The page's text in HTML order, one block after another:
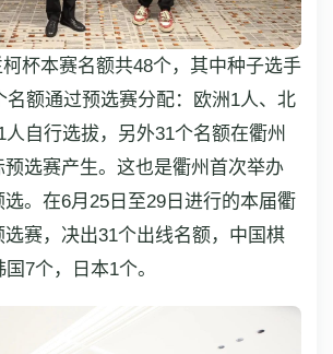
杯本赛名额共48个，其中种子选手
名额通过预选赛分配：欧洲1人、北
人自行选拔，另外31个名额在衢州
选赛产生。这也是衢州首次举办
。在6月25日至29日进行的本届衢
赛，决出31个出线名额，中国棋
7个，日本1个。